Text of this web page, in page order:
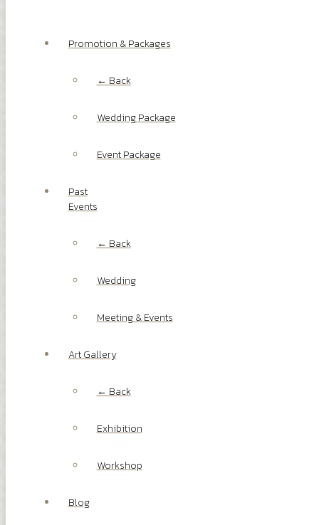
Promotion & Packages
← Back
Wedding Package
Event Package
Past
Events
← Back
Wedding
Meeting & Events
Art Gallery
← Back
Exhibition
Workshop
Blog